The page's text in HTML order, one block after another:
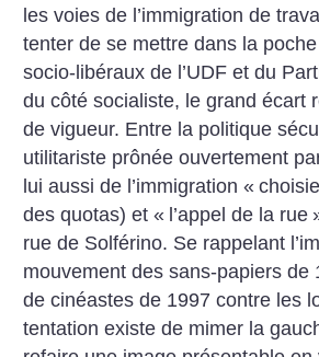
les voies de l’immigration de
tenter de se mettre dans la
socio-libéraux de l’UDF et du
du côté socialiste, le grand écart
de vigueur. Entre la politique
utilitariste prônée ouvertement
lui aussi de l’immigration « choisie
des quotas) et « l’appel de la rue
rue de Solférino. Se rappelant
mouvement des sans-papiers de
de cinéastes de 1997 contre les
tentation existe de mimer la